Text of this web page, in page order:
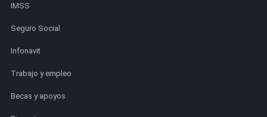
IMSS
Seguro Social
Infonavit
Trabajo y empleo
Becas y apoyos